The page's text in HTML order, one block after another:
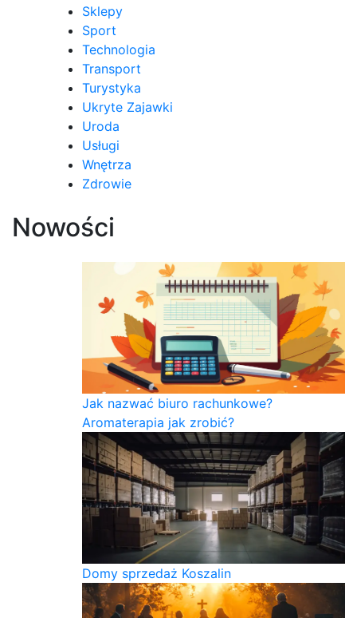
Sklepy
Sport
Technologia
Transport
Turystyka
Ukryte Zajawki
Uroda
Usługi
Wnętrza
Zdrowie
Nowości
Jak nazwać biuro rachunkowe?
Aromaterapia jak zrobić?
Domy sprzedaż Koszalin